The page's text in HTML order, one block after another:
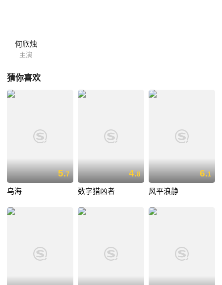
何欣烛
主演
猜你喜欢
5.7
乌海
4.8
数字猎凶者
6.1
风平浪静